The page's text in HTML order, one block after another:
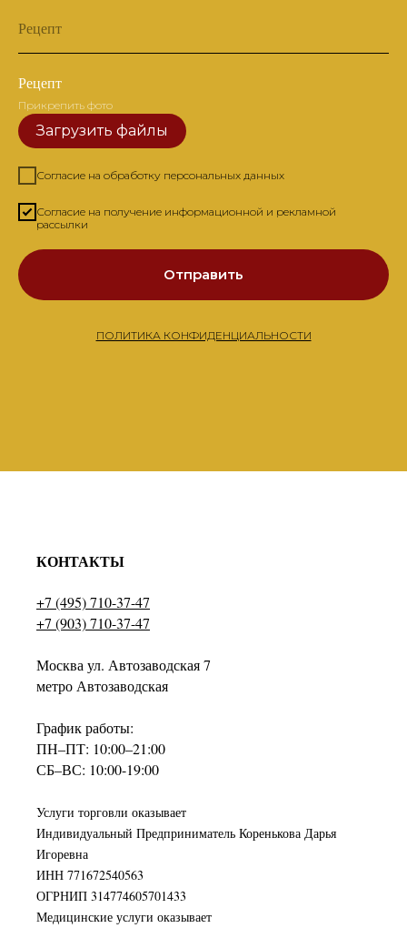
Рецепт
Рецепт
Прикрепить фото
Загрузить файлы
Согласие на обработку персональных данных
Согласие на получение информационной и рекламной
рассылки
Отправить
ПОЛИТИКА КОНФИДЕНЦИАЛЬНОСТИ
КОНТАКТЫ
+7 (495) 710-37-47
+7 (903) 710-37-47
Москва ул. Автозаводская 7
метро Автозаводская
График работы:
ПН–ПТ: 10:00–21:00
СБ–ВС: 10:00-19:00
Услуги торговли оказывает
Индивидуальный Предприниматель Коренькова Дарья
Игоревна
ИНН 771672540563
ОГРНИП 314774605701433
Медицинские услуги оказывает